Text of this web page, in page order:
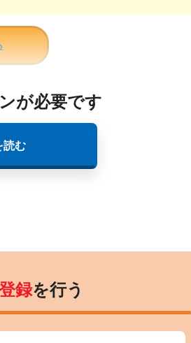
が必要です
読む
録を行う